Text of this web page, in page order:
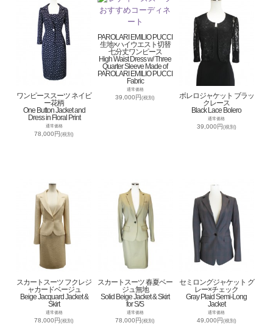
ワンピーススーツ ネイビ
ー花柄
One Button Jacket and
Dress in Floral Print
通常価格
78,000円(税別)
PAROLARI EMILIO PUCCI
生地×ハイウエスト切替
七分丈ワンピース
High Waist Dress w/ Three
Quarter Sleeve Made of
PAROLARI EMILIO PUCCI
Fabric
通常価格
39,000円(税別)
ボレロジャケット ブラッ
クレース
Black Lace Bolero
通常価格
39,000円(税別)
スカートスーツ フクレジ
ャカードベージュ
Beige Jacquard Jacket &
Skirt
通常価格
78,000円(税別)
スカートスーツ 春夏ベー
ジュ無地
Solid Beige Jacket & Skirt
for S/S
通常価格
78,000円(税別)
セミロングジャケット グ
レー×チェック
Gray Plaid Semi-Long
Jacket
通常価格
49,000円(税別)